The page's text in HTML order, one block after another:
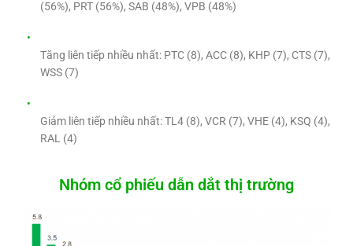
(56%), PRT (56%), SAB (48%), VPB (48%)
Tăng liên tiếp nhiều nhất: PTC (8), ACC (8), KHP (7), CTS (7),
WSS (7)
Giảm liên tiếp nhiều nhất: TL4 (8), VCR (7), VHE (4), KSQ (4),
RAL (4)
Nhóm cổ phiếu dẫn dắt thị trường